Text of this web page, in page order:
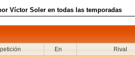
Víctor Soler en todas las temporadas
En Rival